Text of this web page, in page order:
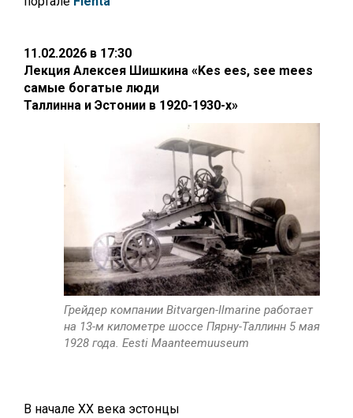
11.02.2026 в 17:30
Лекция Алексея Шишкина «Kes ees, see mees
самые богатые люди
Таллинна и Эстонии в 1920-1930-х»
Грейдер компании Bitvargen-Ilmarine работает
на 13-м километре шоссе Пярну-Таллинн 5 мая
1928 года. Eesti Maanteemuuseum
В начале ХХ века эстонцы